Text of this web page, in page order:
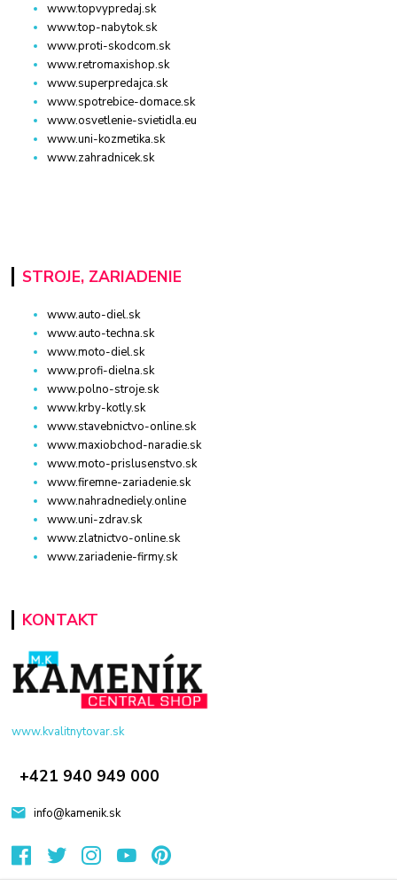
www.topvypredaj.sk
www.top-nabytok.sk
www.proti-skodcom.sk
www.retromaxishop.sk
www.superpredajca.sk
www.spotrebice-domace.sk
www.osvetlenie-svietidla.eu
www.uni-kozmetika.sk
www.zahradnicek.sk
STROJE, ZARIADENIE
www.auto-diel.sk
www.auto-techna.sk
www.moto-diel.sk
www.profi-dielna.sk
www.polno-stroje.sk
www.krby-kotly.sk
www.stavebnictvo-online.sk
www.maxiobchod-naradie.sk
www.moto-prislusenstvo.sk
www.firemne-zariadenie.sk
www.nahradnediely.online
www.uni-zdrav.sk
www.zlatnictvo-online.sk
www.zariadenie-firmy.sk
KONTAKT
www.kvalitnytovar.sk
+421 940 949 000
info@kamenik.sk